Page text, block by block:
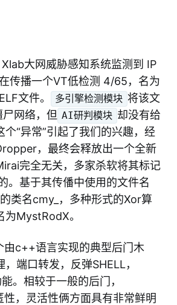
大网威胁感知系统监测到 IP
传播一个VT低检测 4/65，名为
文件。
多引擎检测模块 将该文
网络，但 AI研判模块 却没有给
个“异常”引起了我们的兴趣，经
，最终会释放出一个全新
完全无关，多家杀软将其标记
。基于其传僠中使用的文件名
类名cmy_，多种形式的Xor算
为MystRodX。
c++语言实现的典型后门木
端口转发，反弹SHELL，
。相较于一般的后门，
，灵活性俩方面具有非常鲜明